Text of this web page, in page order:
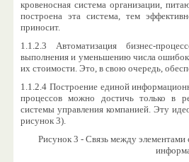
кровеносная система организации,
построена эта система, тем
приносит.
1.1.2.3 Автоматизация бизнес-
выполнения и уменьшению числа
их стоимости. Это, в свою очередь,
1.1.2.4 Построение единой
процессов можно достичь только в
системы управления компанией. Эту
рисунок 3).
Рисунок 3 - Связь между